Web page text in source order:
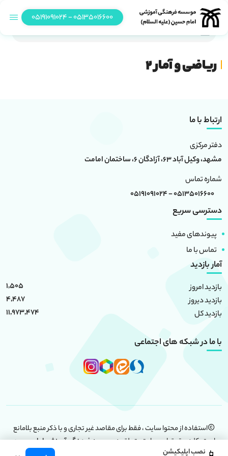
05135016600 - 05191091024
ریاضی و آمار 2
ارتباط با ما
دفتر مرکزی
مشهد، وکیل آباد 63، آزادگان 6، ساختمان امامت
شماره تماس
05135016600 - 05191091024
دسترسی سریع
پیوندهای مفید
تماس با ما
آمار بازدید
بازدید امروز
1,505
بازدید دیروز
4,487
بازدید کل
11,973,474
با ما در شبکه های اجتماعی
استفاده از محتوا سایت ، فقط برای مقاصد غیر تجاری و با ذکر منبع بلامانع
است. کلیه حقوق این سایت متعلق بهموسسه فرهنگی آموزشی امام حسین
نصب اپلیکیشن